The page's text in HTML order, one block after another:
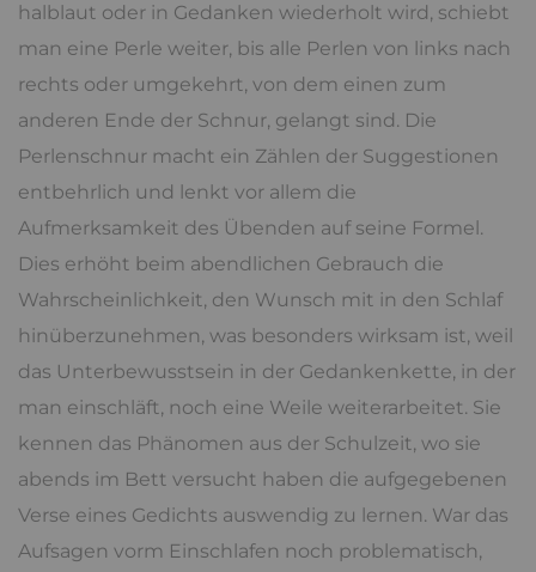
halblaut oder in Gedanken wiederholt wird, schiebt
man eine Perle weiter, bis alle Perlen von links nach
rechts oder umgekehrt, von dem einen zum
anderen Ende der Schnur, gelangt sind. Die
Perlenschnur macht ein Zählen der Suggestionen
entbehrlich und lenkt vor allem die
Aufmerksamkeit des Übenden auf seine Formel.
Dies erhöht beim abendlichen Gebrauch die
Wahrscheinlichkeit, den Wunsch mit in den Schlaf
hinüberzunehmen, was besonders wirksam ist, weil
das Unterbewusstsein in der Gedankenkette, in der
man einschläft, noch eine Weile weiterarbeitet. Sie
kennen das Phänomen aus der Schulzeit, wo sie
abends im Bett versucht haben die aufgegebenen
Verse eines Gedichts auswendig zu lernen. War das
Aufsagen vorm Einschlafen noch problematisch,